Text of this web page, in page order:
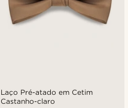
Laço Pré-atado em Cetim
Castanho-claro